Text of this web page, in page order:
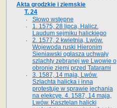
Akta grodzkie i ziemskie
T. 24
Słowo wstępne
1. 1575, 28 lipca, Halicz.
Laudum sejmiku halickiego
2. 1577, 2 kwietnia, Lwów.
Wojewoda ruski Hieronim
Sieniawski ogłasza uchwały
szlachty zebranej we Lwowie o
obronie ziemi przed Tatarami
3. 1587, 14 maja, Lwów.
Szlachta halicka i inna
protestuje w sprawie jechania
na elekcyę. 4. 1587, 14 maja,
Lwów. Kasztelan halicki